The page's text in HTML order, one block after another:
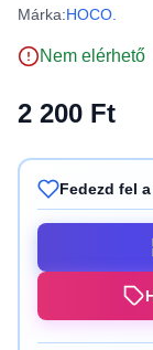
Márka:HOCO.
Nem elérhető
2 200 Ft
Fedezd fel